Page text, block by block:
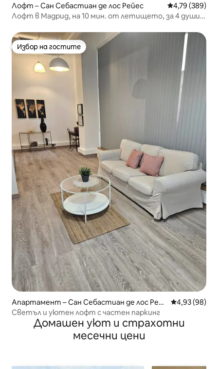
Лофт – Сан Себастиан де лос Рейес Средна
4,79 (389)
Лофт в Мадрид, на 10 мин. от летището, за 4 души и
Избор на гостите
Избор на гостите
Апартамент – Сан Себастиан де лос Рей
ес
Средна
4,93 (98)
Светъл и уютен лофт с частен паркинг
Домашен уют и страхотни
месечни цени